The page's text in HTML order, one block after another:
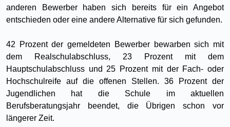
anderen Bewerber haben sich bereits für ein Angebot
entschieden oder eine andere Alternative für sich gefunden.
42 Prozent der gemeldeten Bewerber bewarben sich mit
dem Realschulabschluss, 23 Prozent mit dem
Hauptschulabschluss und 25 Prozent mit der Fach- oder
Hochschulreife auf die offenen Stellen. 36 Prozent der
Jugendlichen hat die Schule im aktuellen
Berufsberatungsjahr beendet, die Übrigen schon vor
längerer Zeit.